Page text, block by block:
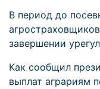
В период до
завершении
Как сообщил
выплат аграриям